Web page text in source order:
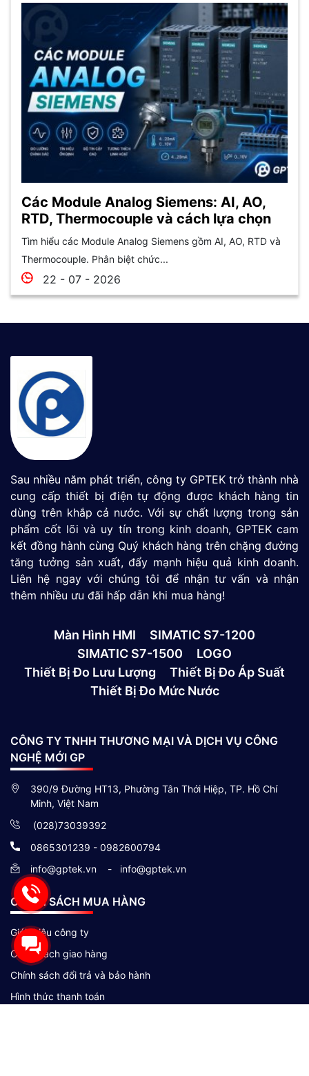
Các Module Analog Siemens: AI, AO,
RTD, Thermocouple và cách lựa chọn
Tìm hiểu các Module Analog Siemens gồm AI, AO, RTD và
Thermocouple. Phân biệt chức...
22 - 07 - 2026
Sau nhiều năm phát triển, công ty GPTEK trở thành nhà
cung cấp thiết bị điện tự động được khách hàng tin
dùng trên khắp cả nước. Với sự chất lượng trong sản
phẩm cốt lõi và uy tín trong kinh doanh, GPTEK cam
kết đồng hành cùng Quý khách hàng trên chặng đường
tăng tưởng sản xuất, đẩy mạnh hiệu quả kinh doanh.
Liên hệ ngay với chúng tôi để nhận tư vấn và nhận
thêm nhiều ưu đãi hấp dẫn khi mua hàng!
Màn Hình HMI
SIMATIC S7-1200
SIMATIC S7-1500
LOGO
Thiết Bị Đo Lưu Lượng
Thiết Bị Đo Áp Suất
Thiết Bị Đo Mức Nước
CÔNG TY TNHH THƯƠNG MẠI VÀ DỊCH VỤ CÔNG
NGHỆ MỚI GP
390/9 Đường HT13, Phường Tân Thới Hiệp, TP. Hồ Chí
Minh, Việt Nam
(028)73039392
0865301239 - 0982600794
info@gptek.vn
- info@gptek.vn
CHÍNH SÁCH MUA HÀNG
Giới thiệu công ty
Chính sách giao hàng
Chính sách đổi trả và bảo hành
Hình thức thanh toán